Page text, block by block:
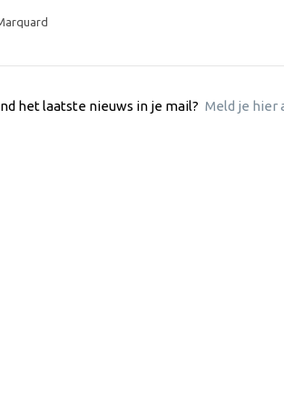
het laatste nieuws in je mail? Meld je hier